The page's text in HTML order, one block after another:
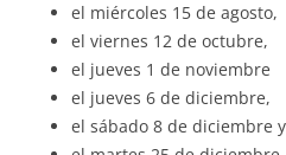
el miércoles 15 de agosto,
el viernes 12 de octubre,
el jueves 1 de noviembre
el jueves 6 de diciembre,
el sábado 8 de diciembre y